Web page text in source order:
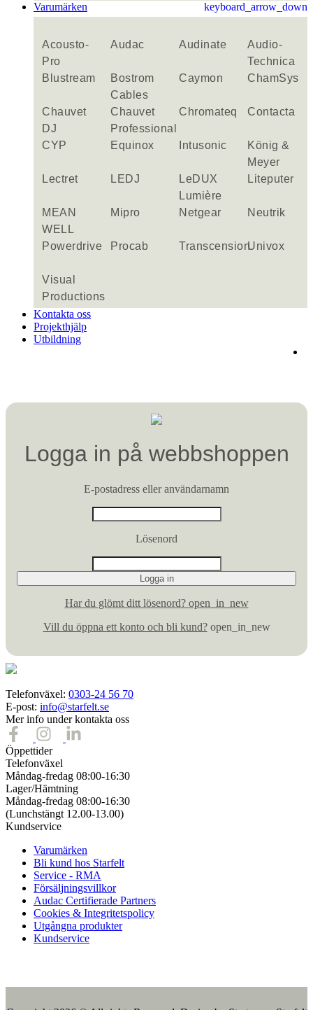
Varumärken keyboard_arrow_down
Acousto-
Pro
Audac Audinate
Audio-
Technica
Blustream
Bostrom
Cables
Caymon ChamSys
Chauvet
DJ
Chauvet
Professional
Chromateq Contacta
CYP Equinox Intusonic
König &
Meyer
Lectret
LEDJ
LeDUX
Lumière
Liteputer
MEAN
WELL
Mipro Netgear Neutrik
Powerdrive Procab TranscensionUnivox
Visual
Productions
Kontakta oss
Projekthjälp
Utbildning
Logga in på webbshoppen
E-postadress eller användarnamn
Lösenord
Har du glömt ditt lösenord? open_in_new
Vill du öppna ett konto och bli kund? open_in_new
Telefonväxel: 0303-24 56 70
E-post: info@starfelt.se
Mer info under kontakta oss
Öppettider
Telefonväxel
Måndag-fredag 08:00-16:30
Lager/Hämtning
Måndag-fredag 08:00-16:30
(Lunchstängt 12.00-13.00)
Kundservice
Varumärken
Bli kund hos Starfelt
Service - RMA
Försäljningsvillkor
Audac Certifierade Partners
Cookies & Integritetspolicy
Utgångna produkter
Kundservice